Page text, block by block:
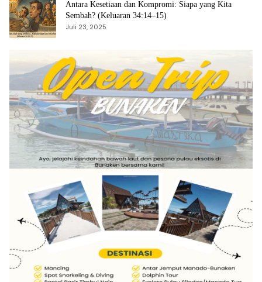
Antara Kesetiaan dan Kompromi: Siapa yang Kita
Sembah? (Keluaran 34:14–15)
Juli 23, 2025